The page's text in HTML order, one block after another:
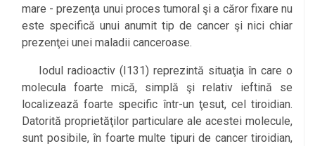
mare - prezenţa unui proces tumoral şi a căror fixare nu
este specifică unui anumit tip de cancer şi nici chiar
prezenţei unei maladii canceroase.
Iodul radioactiv (I131) reprezintă situaţia în care o
molecula foarte mică, simplă şi relativ ieftină se
localizează foarte specific într-un ţesut, cel tiroidian.
Datorită proprietăţilor particulare ale acestei molecule,
sunt posibile, în foarte multe tipuri de cancer tiroidian,